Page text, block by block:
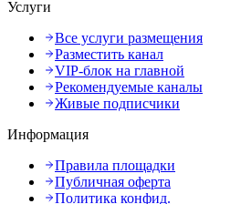
Услуги
Все услуги размещения
Разместить канал
VIP-блок на главной
Рекомендуемые каналы
Живые подписчики
Информация
Правила площадки
Публичная оферта
Политика конфид.